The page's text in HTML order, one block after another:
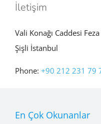
İletişim
Vali Konağı Caddesi
Şişli İstanbul
Phone: +90 212 231 79
En Çok Okunanlar